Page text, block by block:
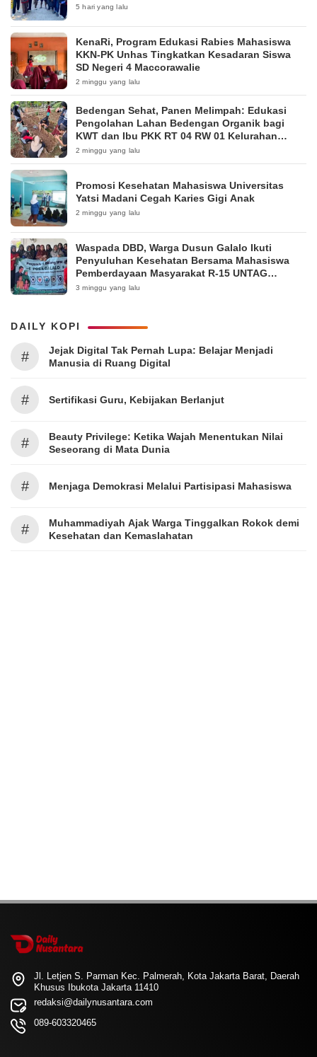
5 hari yang lalu
KenaRi, Program Edukasi Rabies Mahasiswa
KKN-PK Unhas Tingkatkan Kesadaran Siswa
SD Negeri 4 Maccorawalie
2 minggu yang lalu
Bedengan Sehat, Panen Melimpah: Edukasi
Pengolahan Lahan Bedengan Organik bagi
KWT dan Ibu PKK RT 04 RW 01 Kelurahan
Pakintelan
2 minggu yang lalu
Promosi Kesehatan Mahasiswa Universitas
Yatsi Madani Cegah Karies Gigi Anak
2 minggu yang lalu
Waspada DBD, Warga Dusun Galalo Ikuti
Penyuluhan Kesehatan Bersama Mahasiswa
Pemberdayaan Masyarakat R-15 UNTAG
Surabaya 2026
3 minggu yang lalu
DAILY KOPI
#
Jejak Digital Tak Pernah Lupa: Belajar Menjadi
Manusia di Ruang Digital
# Sertifikasi Guru, Kebijakan Berlanjut
#
Beauty Privilege: Ketika Wajah Menentukan Nilai
Seseorang di Mata Dunia
# Menjaga Demokrasi Melalui Partisipasi Mahasiswa
#
Muhammadiyah Ajak Warga Tinggalkan Rokok demi
Kesehatan dan Kemaslahatan
Jl. Letjen S. Parman Kec. Palmerah, Kota Jakarta Barat, Daerah
Khusus Ibukota Jakarta 11410
redaksi@dailynusantara.com
089-603320465